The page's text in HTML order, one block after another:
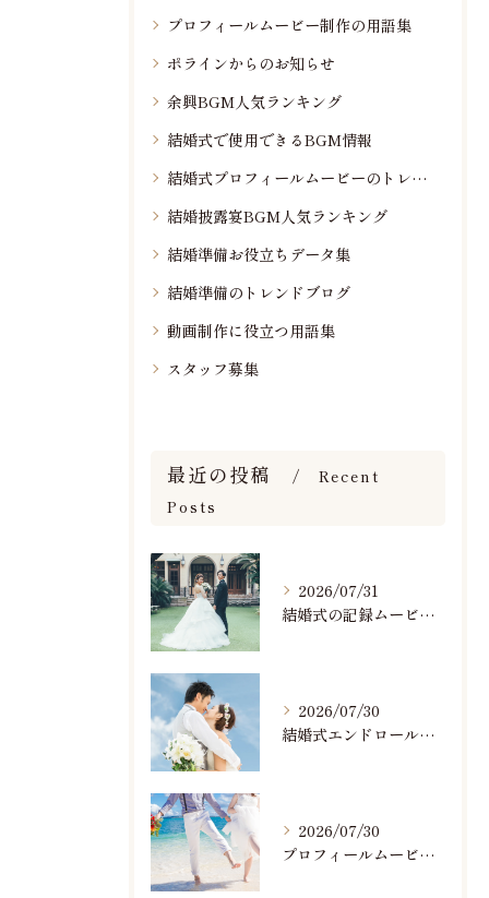
プロフィールムービー制作の用語集
ポラインからのお知らせ
余興BGM人気ランキング
結婚式で使用できるBGM情報
結婚式プロフィールムービーのトレンド情報
結婚披露宴BGM人気ランキング
結婚準備お役立ちデータ集
結婚準備のトレンドブログ
動画制作に役立つ用語集
スタッフ募集
最近の投稿
Recent
Posts
2026/07/31
結婚式の記録ムービーの映像撮影スタッフを募集中です
2026/07/30
結婚式エンドロールで人気のおすすめBGM楽曲ランキング！(7/29最新)
2026/07/30
プロフィールムービーで人気おすすめのBGM楽曲ランキング！(7/29最新)